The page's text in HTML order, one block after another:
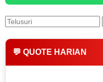
💬 QUOTE HARIAN